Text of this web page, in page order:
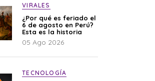
VIRALES
¿Por qué es feriado el
6 de agosto en Perú?
Esta es la historia
05 Ago 2026
TECNOLOGÍA